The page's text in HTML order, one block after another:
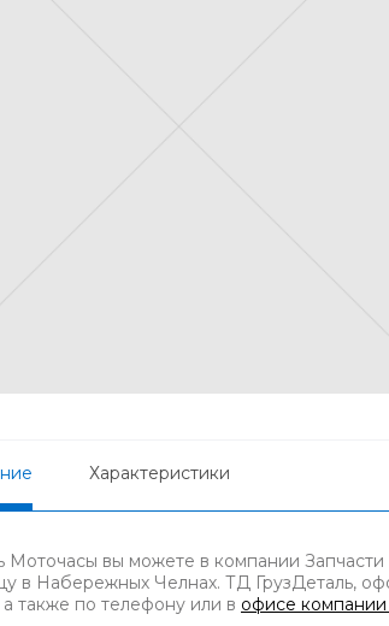
Характеристики
Моточасы вы можете в компании
в Набережных Челнах. ТД ГрузДеталь,
а также по телефону или в офисе компании